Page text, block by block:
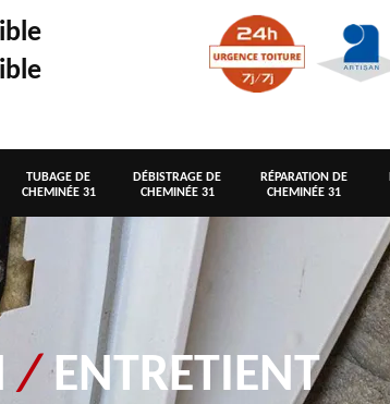
TUBAGE DE
CHEMINÉE 31
DÉBISTRAGE DE
CHEMINÉE 31
RÉPARATION DE
CHEMINÉE 31
/ENTRETIENT